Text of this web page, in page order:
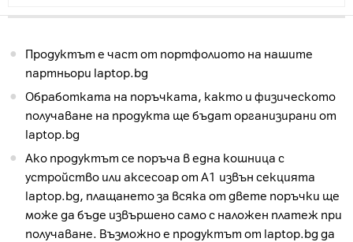
Продуктът е част от портфолиото на нашите
партньори laptop.bg
Обработката на поръчката, както и физическото
получаване на продукта ще бъдат организирани от
laptop.bg
Ако продуктът се поръча в една кошница с
устройство или аксесоар от А1 извън секцията
laptop.bg, плащането за всяка от двете поръчки ще
може да бъде извършено само с наложен платеж при
получаване. Възможно е продуктът от laptop.bg да